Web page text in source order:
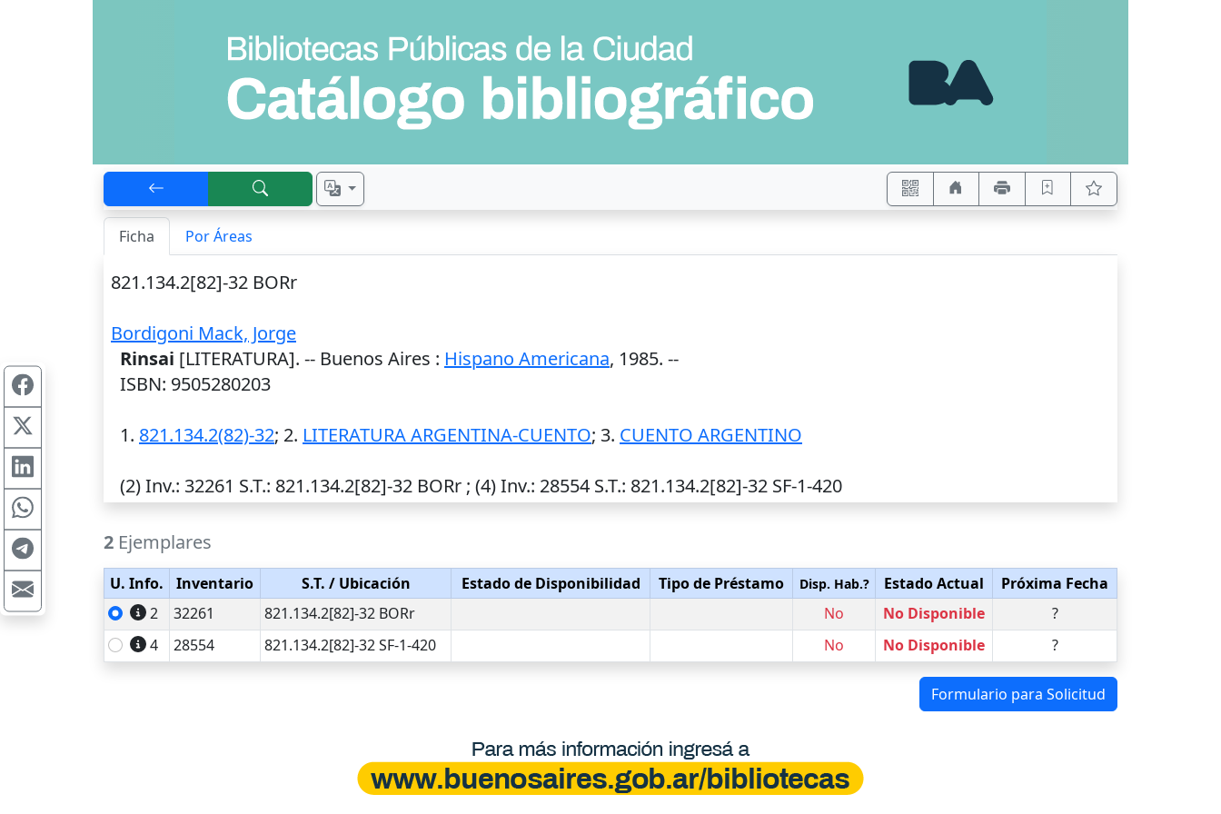
Ficha Por Áreas
821.134.2[82]-32 BORr
Bordigoni Mack, Jorge
Rinsai [LITERATURA]. -- Buenos Aires : Hispano Americana, 1985. --
ISBN: 9505280203
1. 821.134.2(82)-32; 2. LITERATURA ARGENTINA-CUENTO; 3. CUENTO ARGENTINO
(2)Inv.: 32261 S.T.: 821.134.2[82]-32 BORr ; (4)Inv.: 28554 S.T.: 821.134.2[82]-32 SF-1-420
2 Ejemplares
U. Info. Inventario S.T. / Ubicación Estado de Disponibilidad Tipo de Préstamo Disp. Hab.? Estado Actual
Próxima Fecha
2
32261 821.134.2[82]-32 BORr No No Disponible
?
4
28554 821.134.2[82]-32 SF-1-420 No No Disponible ?
Formulario para Solicitud